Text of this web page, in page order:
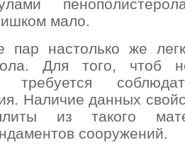
мало.
пар настолько же
Для того, чтоб
требуется
Наличие данных
из такого
сооружений.